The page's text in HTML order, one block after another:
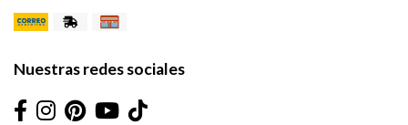
Nuestras redes sociales